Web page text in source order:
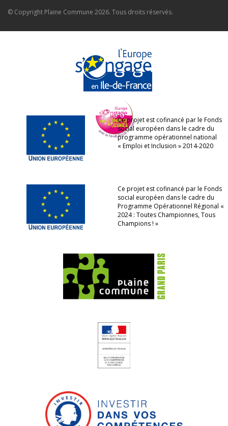
© Copyright Plaine Commune 2026. Tous droits réservés.
Ce projet est cofinancé par le Fonds
social européen dans le cadre du
programme opérationnel national
« Emploi et Inclusion » 2014-2020
Ce projet est cofinancé par le Fonds
social européen dans le cadre du
Programme Opérationnel Régional «
2024 : Toutes Championnes, Tous
Champions ! »